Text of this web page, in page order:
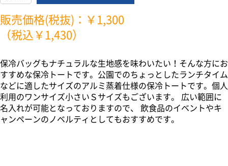
販売価格(税抜)：￥1,300
（税込￥1,430）
保冷バッグもナチュラルな生地感を味わいたい！そんな方にお
すすめな保冷トートです。公園でのちょっとしたランチタイム
などに適したサイズのアルミ蒸着仕様の保冷トートです。個人
利用のワンサイズ小さいＳサイズもございます。 広い範囲に
名入れが可能となっておりますので、 飲食品のイベントやキ
ャンペーンのノベルティとしてもおすすめです。